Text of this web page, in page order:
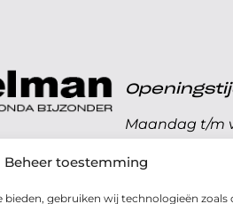
Beheer toestemming
bieden, gebruiken wij technologieën zoals
RS
Maandag t/m
Zaterdag